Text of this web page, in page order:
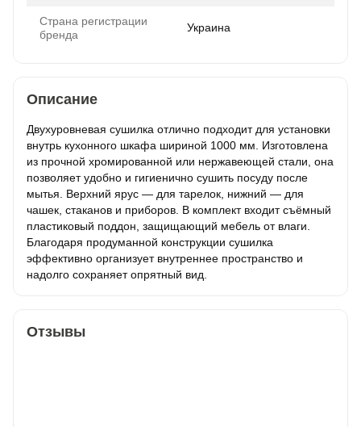
Страна регистрации
бренда
Украина
Описание
Двухуровневая сушилка отлично подходит для установки
внутрь кухонного шкафа шириной 1000 мм. Изготовлена
из прочной хромированной или нержавеющей стали, она
позволяет удобно и гигиенично сушить посуду после
мытья. Верхний ярус — для тарелок, нижний — для
чашек, стаканов и приборов. В комплект входит съёмный
пластиковый поддон, защищающий мебель от влаги.
Благодаря продуманной конструкции сушилка
эффективно организует внутреннее пространство и
надолго сохраняет опрятный вид.
Отзывы